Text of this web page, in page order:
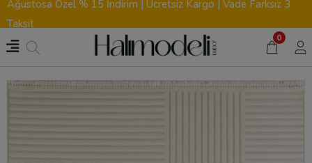
Ağustosa Özel % 15 İndirim | Ücretsiz Kargo | Vade Farksız 3
Taksit
0